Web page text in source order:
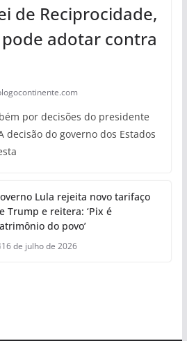
de Reciprocidade,
adotar contra
por decisões do presidente
decisão do governo dos Estados
Lula rejeita novo tarifaço
Trump e reitera: ‘Pix é
do povo’
16 de julho de 2026